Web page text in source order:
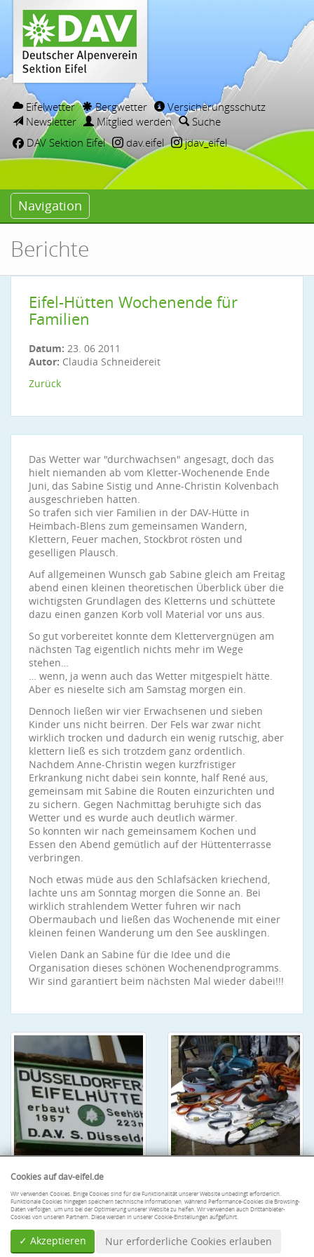
Eifelwetter Bergwetter
Versicherungsschutz
Newsletter
Mitglied werden
Suche
DAV Sektion Eifel
dav.eifel jdav_eifel
Navigation
Berichte
Eifel-Hütten Wochenende für
Familien
Datum: 23. 06 2011
Autor: Claudia Schneidereit
Zurück
Das Wetter war "durchwachsen" angesagt, doch das
hielt niemanden ab vom Kletter-Wochenende Ende
Juni, das Sabine Sistig und Anne-Christin Kolvenbach
ausgeschrieben hatten.
So trafen sich vier Familien in der DAV-Hütte in
Heimbach-Blens zum gemeinsamen Wandern,
Klettern, Feuer machen, Stockbrot rösten und
geselligen Plausch.
Auf allgemeinen Wunsch gab Sabine gleich am Freitag
abend einen kleinen theoretischen Überblick über die
wichtigsten Grundlagen des Kletterns und schüttete
dazu einen ganzen Korb voll Material vor uns aus.
So gut vorbereitet konnte dem Klettervergnügen am
nächsten Tag eigentlich nichts mehr im Wege
stehen…
… wenn, ja wenn auch das Wetter mitgespielt hätte.
Aber es nieselte sich am Samstag morgen ein.
Dennoch ließen wir vier Erwachsenen und sieben
Kinder uns nicht beirren. Der Fels war zwar nicht
wirklich trocken und dadurch ein wenig rutschig, aber
klettern ließ es sich trotzdem ganz ordentlich.
Nachdem Anne-Christin wegen kurzfristiger
Erkrankung nicht dabei sein konnte, half René aus,
gemeinsam mit Sabine die Routen einzurichten und
zu sichern. Gegen Nachmittag beruhigte sich das
Wetter und es wurde auch deutlich wärmer.
So konnten wir nach gemeinsamem Kochen und
Essen den Abend gemütlich auf der Hüttenterrasse
verbringen.
Noch etwas müde aus den Schlafsäcken kriechend,
lachte uns am Sonntag morgen die Sonne an. Bei
wirklich strahlendem Wetter fuhren wir nach
Obermaubach und ließen das Wochenende mit einer
kleinen feinen Wanderung um den See ausklingen.
Vielen Dank an Sabine für die Idee und die
Organisation dieses schönen Wochenendprogramms.
Wir sind garantiert beim nächsten Mal wieder dabei!!!
Cookies auf dav-eifel.de
Wir verwenden Cookies. Einige Cookies sind für die Funktionalität unserer Website unbedingt erforderlich.
Funktionale Cookies hingegen speichern technische Informationen, während Performance-Cookies die Browsing-
Daten verfolgen, um uns bei der Optimierung unserer Website zu helfen. Wir verwenden auch Drittanbieter-
Cookies von unseren Partnern. Diese werden in unserer Cookie-Einstellungen aufgeführt.
✓ Akzeptieren Nur erforderliche Cookies erlauben